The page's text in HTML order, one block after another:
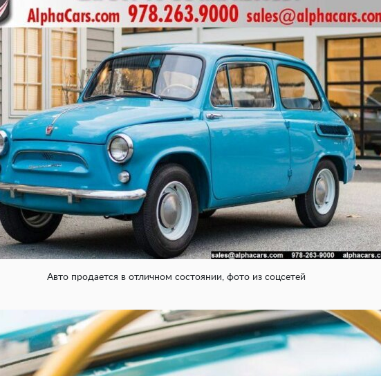
Авто продается в отличном состоянии, фото из соцсетей